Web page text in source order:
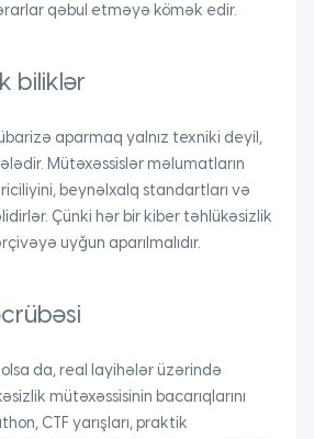
qəbul etməyə kömək edir.
biliklər
aparmaq yalnız texniki deyil,
Mütəxəssislər məlumatların
beynəlxalq standartları və
Çünki hər bir kiber təhlükəsizlik
uyğun aparılmalıdır.
da, real layihələr üzərində
mütəxəssisinin bacarıqlarını
CTF yarışları, praktik